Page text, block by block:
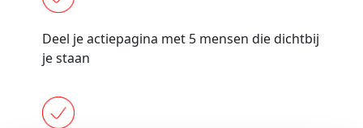
Deel je actiepagina met 5 mensen die dichtbij
je staan